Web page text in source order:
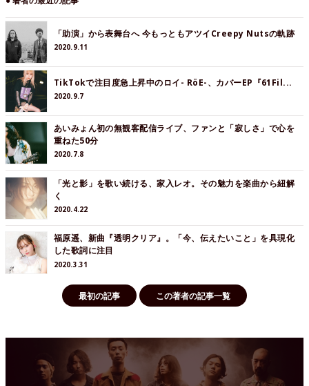
「助演」から表舞台へ 今もっともアツイCreepy Nutsの軌跡
2020.9.11
TikTokで注目度急上昇中のロイ- RöE-、カバーEP『61Fil...
2020.9.7
あいみょん初の無観客配信ライブ、ファンと「寂しさ」で心を
重ねた50分
2020.7.8
「光と影」を歌い続ける、家入レオ。その魅力を楽曲から紐解
く
2020.4.22
福原遥、新曲『透明クリア』。「今、伝えたいこと」を具現化
した歌詞に注目
2020.3.31
最初の記事 この著者の記事一覧